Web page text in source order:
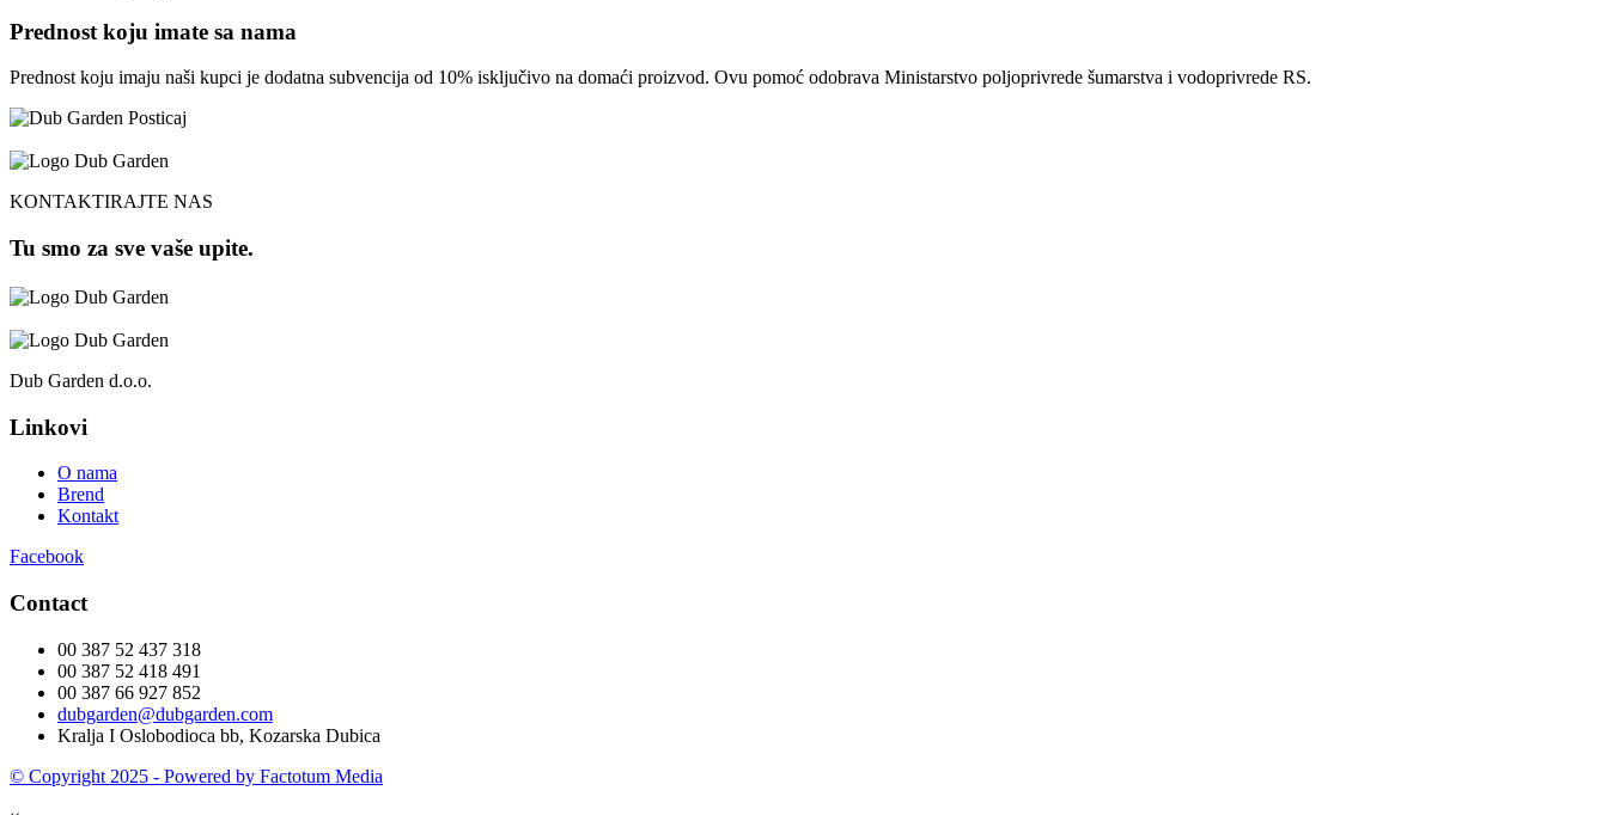
Prednost koju imate sa nama
Prednost koju imaju naši kupci je dodatna subvencija od 10% isključivo na domaći proizvod. Ovu pomoć odobrava Ministarstvo poljoprivrede šumarstva i vodoprivrede RS.
KONTAKTIRAJTE NAS
Tu smo za sve vaše upite.
monopoly big baller india
1x bet
Dub Garden d.o.o.
Linkovi
O nama
Brend
Kontakt
Facebook
Contact
00 387 52 437 318
00 387 52 418 491
00 387 66 927 852
dubgarden@dubgarden.com
Kralja I Oslobodioca bb, Kozarska Dubica
© Copyright 2025 - Powered by Factotum Media